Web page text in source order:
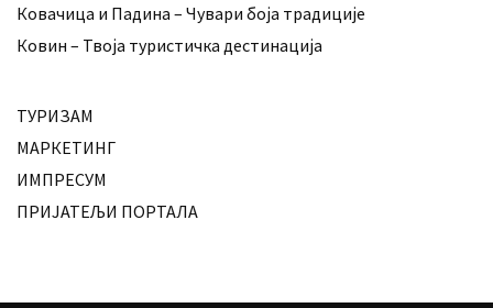
Ковачица и Падина – Чувари боја традиције
Ковин – Твоја туристичка дестинација
ТУРИЗАМ
МАРКЕТИНГ
ИМПРЕСУМ
ПРИЈАТЕЉИ ПОРТАЛА